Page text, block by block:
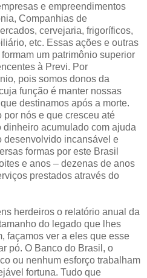
e empreendimentos
Companhias de
cervejaria, frigoríficos,
etc. Essas ações e outras
um patrimônio superior
à Previ. Por
pois somos donos da
função é manter nossas
destinamos após a morte.
por nós e que cresceu até
acumulado com ajuda
desenvolvido incansável e
formas por este Brasil
e anos – dezenas de anos
prestados através do
herdeiros o relatório anual da
do legado que lhes
façamos ver a eles que esse
pó. O Banco do Brasil, o
ou nenhum esforço trabalham
fortuna. Tudo que